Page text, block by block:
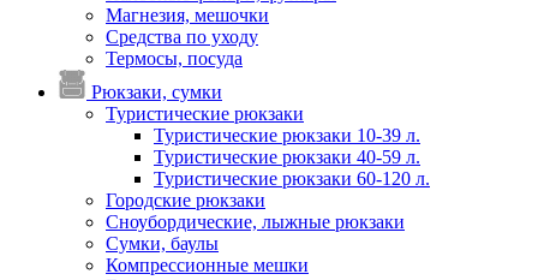
Магнезия, мешочки
Средства по уходу
Термосы, посуда
Рюкзаки, сумки
Туристические рюкзаки
Туристические рюкзаки 10-39 л.
Туристические рюкзаки 40-59 л.
Туристические рюкзаки 60-120 л.
Городские рюкзаки
Сноубордические, лыжные рюкзаки
Сумки, баулы
Компрессионные мешки